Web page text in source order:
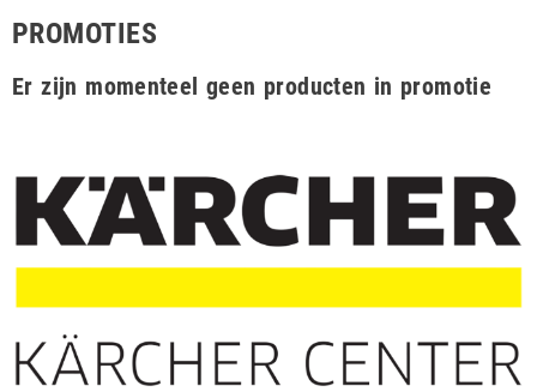
PROMOTIES
Er zijn momenteel geen producten in promotie